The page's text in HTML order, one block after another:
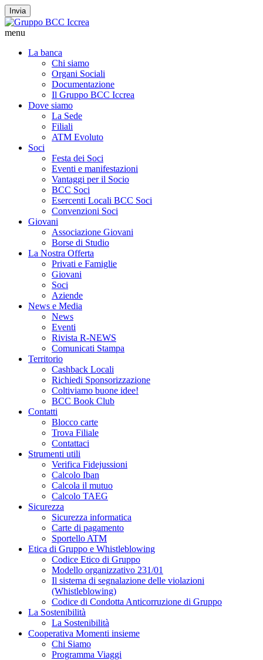
Invia
menu
La banca
Chi siamo
Organi Sociali
Documentazione
Il Gruppo BCC Iccrea
Dove siamo
La Sede
Filiali
ATM Evoluto
Soci
Festa dei Soci
Eventi e manifestazioni
Vantaggi per il Socio
BCC Soci
Esercenti Locali BCC Soci
Convenzioni Soci
Giovani
Associazione Giovani
Borse di Studio
La Nostra Offerta
Privati e Famiglie
Giovani
Soci
Aziende
News e Media
News
Eventi
Rivista R-NEWS
Comunicati Stampa
Territorio
Cashback Locali
Richiedi Sponsorizzazione
Coltiviamo buone idee!
BCC Book Club
Contatti
Blocco carte
Trova Filiale
Contattaci
Strumenti utili
Verifica Fidejussioni
Calcolo Iban
Calcola il mutuo
Calcolo TAEG
Sicurezza
Sicurezza informatica
Carte di pagamento
Sportello ATM
Etica di Gruppo e Whistleblowing
Codice Etico di Gruppo
Modello organizzativo 231/01
Il sistema di segnalazione delle violazioni
(Whistleblowing)
Codice di Condotta Anticorruzione di Gruppo
La Sostenibilità
La Sostenibilità
Cooperativa Momenti insieme
Chi Siamo
Programma Viaggi